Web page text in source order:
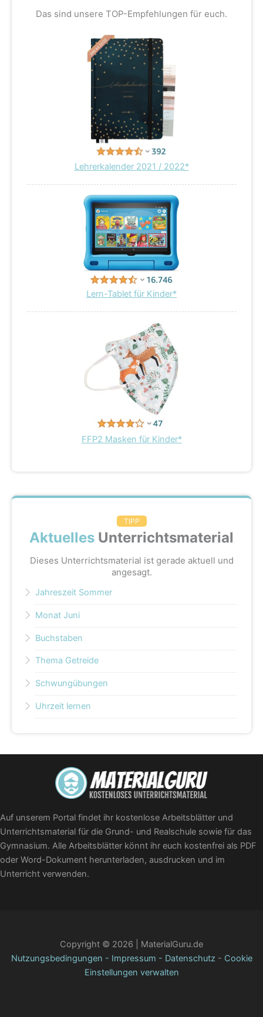
Das sind unsere TOP-Empfehlungen für euch.
Lehrerkalender 2021 / 2022*
Lern-Tablet für Kinder*
FFP2 Masken für Kinder*
TIPP
Aktuelles Unterrichtsmaterial
Dieses Unterrichtsmaterial ist gerade aktuell und
angesagt.
Jahreszeit Sommer
Monat Juni
Buchstaben
Thema Getreide
Schwungübungen
Uhrzeit lernen
Auf unserem Portal findet ihr kostenlose Arbeitsblätter und
Unterrichtsmaterial für die Grund- und Realschule sowie für das
Gymnasium. Alle Arbeitsblätter könnt ihr euch kostenfrei als PDF
oder Word-Dokument herunterladen, ausdrucken und im
Unterricht verwenden.
Copyright © 2026 | MaterialGuru.de
Nutzungsbedingungen - Impressum - Datenschutz - Cookie
Einstellungen verwalten